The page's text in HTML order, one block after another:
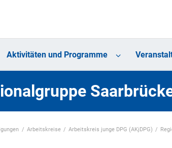
Aktivitäten und Programme
Arbeitskreise Arbeitskreis junge DPG (AKjDPG)